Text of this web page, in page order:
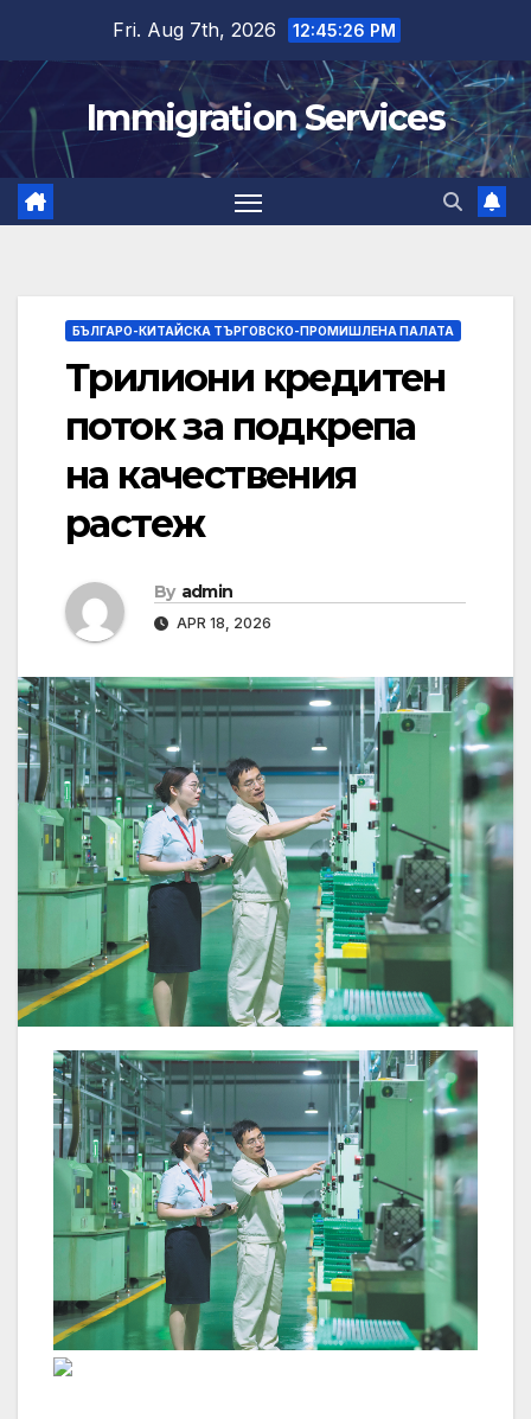
content
Fri. Aug 7th, 2026 12:45:27 PM
Immigration Services
БЪЛГАРО-КИТАЙСКА ТЪРГОВСКО-ПРОМИШЛЕНА ПАЛАТА
Трилиони кредитен
поток за подкрепа
на качествения
растеж
By admin
APR 18, 2026